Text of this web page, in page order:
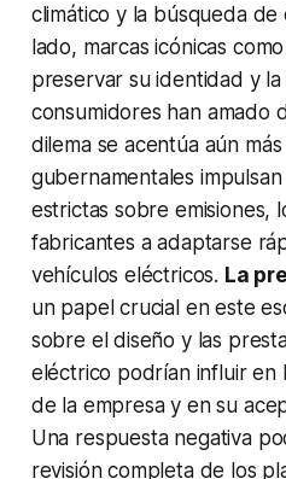
climático y la búsqueda
lado, marcas icónicas
preservar su identidad y la
consumidores han amado
dilema se acentúa aún
gubernamentales
estrictas sobre emisiones,
fabricantes a adaptarse
vehículos eléctricos. La
un papel crucial en este
sobre el diseño y las
eléctrico podrían influir en
de la empresa y en su
Una respuesta negativa
revisión completa de los